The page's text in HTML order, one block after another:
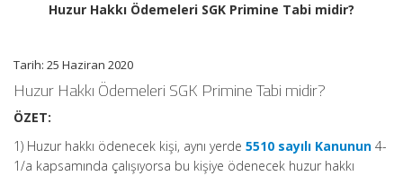
Huzur Hakkı Ödemeleri SGK Primine Tabi midir?
Tarih: 25 Haziran 2020
Huzur Hakkı Ödemeleri SGK Primine Tabi midir?
ÖZET:
1) Huzur hakkı ödenecek kişi, aynı yerde 5510 sayılı Kanunun 4-
1/a kapsamında çalışıyorsa bu kişiye ödenecek huzur hakkı